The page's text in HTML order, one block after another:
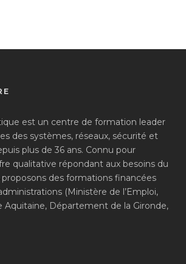
est un centre de formation leader
des systèmes, réseaux, sécurité et
plus de 36 ans. Connu pour
qualitative répondant aux besoins du
des formations financées
(Ministère de l’Emploi,
Aquitaine, Département de la Gironde,